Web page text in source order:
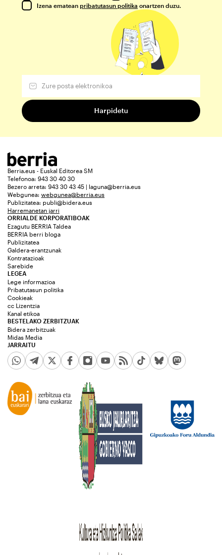
Izena ematean pribatutasun politika onartzen duzu.
Berria.eus - Euskal Editorea SM
Telefonoa: 943 30 40 30
Bezero arreta: 943 30 43 45 | laguna@berria.eus
Webgunea: webgunea@berria.eus
Publizitatea: publi@bidera.eus
Harremanetan jarri
ORRIALDE KORPORATIBOAK
Ezagutu BERRIA Taldea
BERRIA berri bloga
Publizitatea
Galdera-erantzunak
Kontratazioak
Sarebide
JARRAITU
LEGEA
Lege informazioa
Pribatutasun politika
Cookieak
cc Lizentzia
Kanal etikoa
BESTELAKO ZERBITZUAK
Bidera zerbitzuak
Midas Media